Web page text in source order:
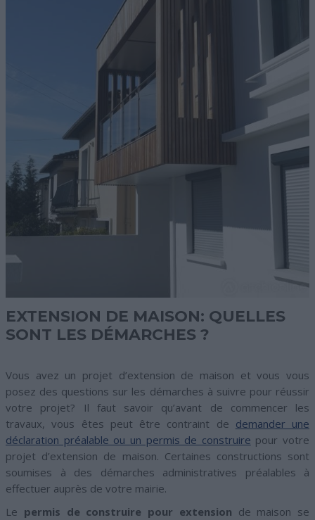
EXTENSION DE MAISON: QUELLES
SONT LES DÉMARCHES ?
Vous avez un projet d’extension de maison et vous vous
posez des questions sur les démarches à suivre pour réussir
votre projet? Il faut savoir qu’avant de commencer les
travaux, vous êtes peut être contraint de demander une
déclaration préalable ou un permis de construire pour votre
projet d’extension de maison. Certaines constructions sont
soumises à des démarches administratives préalables à
effectuer auprès de votre mairie.
Le permis de construire pour extension de maison se